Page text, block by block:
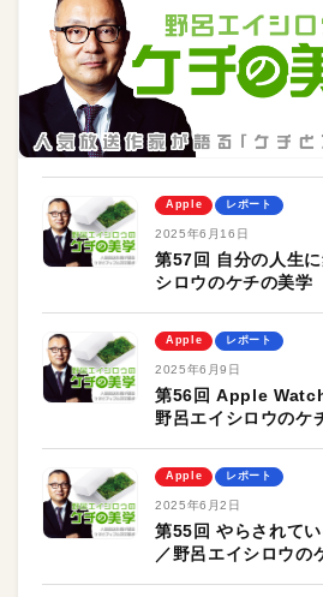
Apple レポート
2025年6月16日
第57回 自分の人生
シロウのケチの美学
Apple レポート
2025年6月9日
第56回 Apple
野呂エイシロウのケ
Apple レポート
2025年6月2日
第55回 やらされて
／野呂エイシロウの